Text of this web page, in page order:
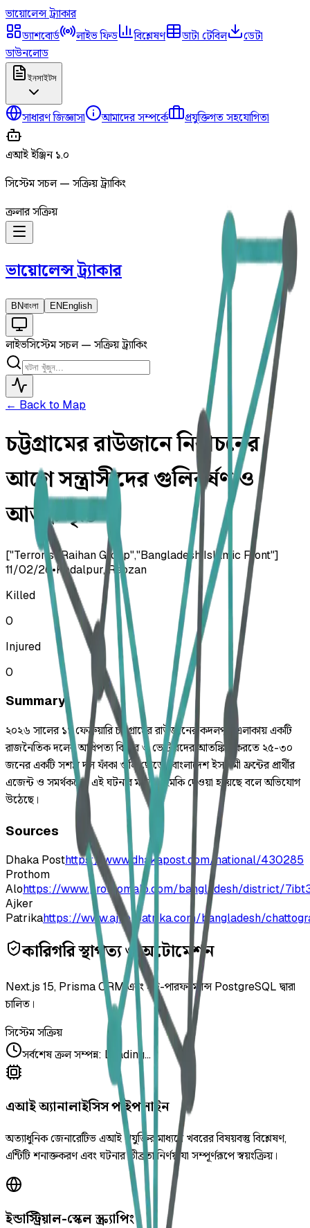
ভায়োলেন্সট্র্যাকার
ড্যাশবোর্ড
লাইভ ফিড বিশ্লেষণ ডাটা টেবিল
ডেটা
ডাউনলোড
ইনসাইটস
সাধারণ জিজ্ঞাসা আমাদের সম্পর্কে প্রযুক্তিগত সহযোগিতা
এআই ইঞ্জিন ১.০
সিস্টেম সচল — সক্রিয় ট্র্যাকিং
ক্রলার সক্রিয়
ভায়োলেন্সট্র্যাকার
BNবাংলা EN English
লাইভসিস্টেম সচল — সক্রিয় ট্র্যাকিং
← Back to Map
চট্টগ্রামের রাউজানে নির্বাচনের
আগে সন্ত্রাসীদের গুলিবর্ষণ ও
আতঙ্ক সৃষ্টি
["Terrorist Raihan Group","Bangladesh Islamic Front"]
11/02/26•Kadalpur, Raozan
Killed
0
Injured
0
Summary
২০২৬ সালের ১১ ফেব্রুয়ারি চট্টগ্রামের রাউজানের কদলপুর এলাকায় একটি
রাজনৈতিক দলের আধিপত্য বিস্তার ও ভোটারদের আতঙ্কিত করতে ২৫-৩০
জনের একটি সশস্ত্র দল ফাঁকা গুলি ছোড়ে। বাংলাদেশ ইসলামী ফ্রন্টের প্রার্থীর
এজেন্ট ও সমর্থকদের এই ঘটনার মাধ্যমে হুমকি দেওয়া হয়েছে বলে অভিযোগ
উঠেছে।
Sources
Dhaka Posthttps://www.dhakapost.com/national/430285
Prothom
Alohttps://www.prothomalo.com/bangladesh/district/
Ajker
Patrikahttps://www.ajkerpatrika.com/bangladesh/
কারিগরি স্থাপত্য ও অটোমেশন
Next.js 15, Prisma ORM এবং হাই-পারফরম্যান্স PostgreSQL দ্বারা
চালিত।
সিস্টেম সক্রিয়
সর্বশেষ ক্রল সম্পন্ন: Loading...
এআই অ্যানালাইসিস পাইপলাইন
অত্যাধুনিক জেনারেটিভ এআই প্রযুক্তির মাধ্যমে খবরের বিষয়বস্তু বিশ্লেষণ,
এন্টিটি শনাক্তকরণ এবং ঘটনার তীব্রতা নির্ণয় যা সম্পূর্ণরূপে স্বয়ংক্রিয়।
ইন্ডাস্ট্রিয়াল-স্কেল স্ক্র্যাপিং